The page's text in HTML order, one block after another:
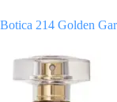
Botica 214 Golden